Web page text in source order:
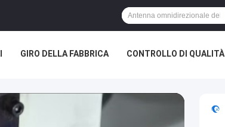
GIRO DELLA FABBRICA CONTROLLO DI QUALITÀ